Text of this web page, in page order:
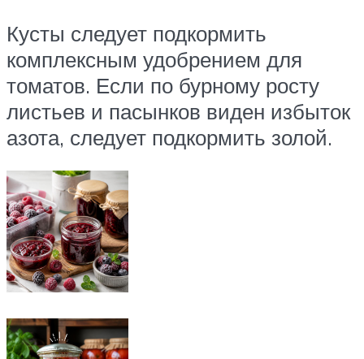
Кусты следует подкормить
комплексным удобрением для
томатов. Если по бурному росту
листьев и пасынков виден избыток
азота, следует подкормить золой.